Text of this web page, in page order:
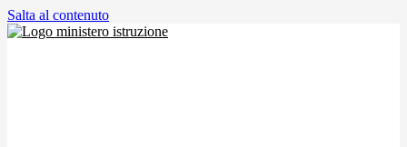
Salta al contenuto